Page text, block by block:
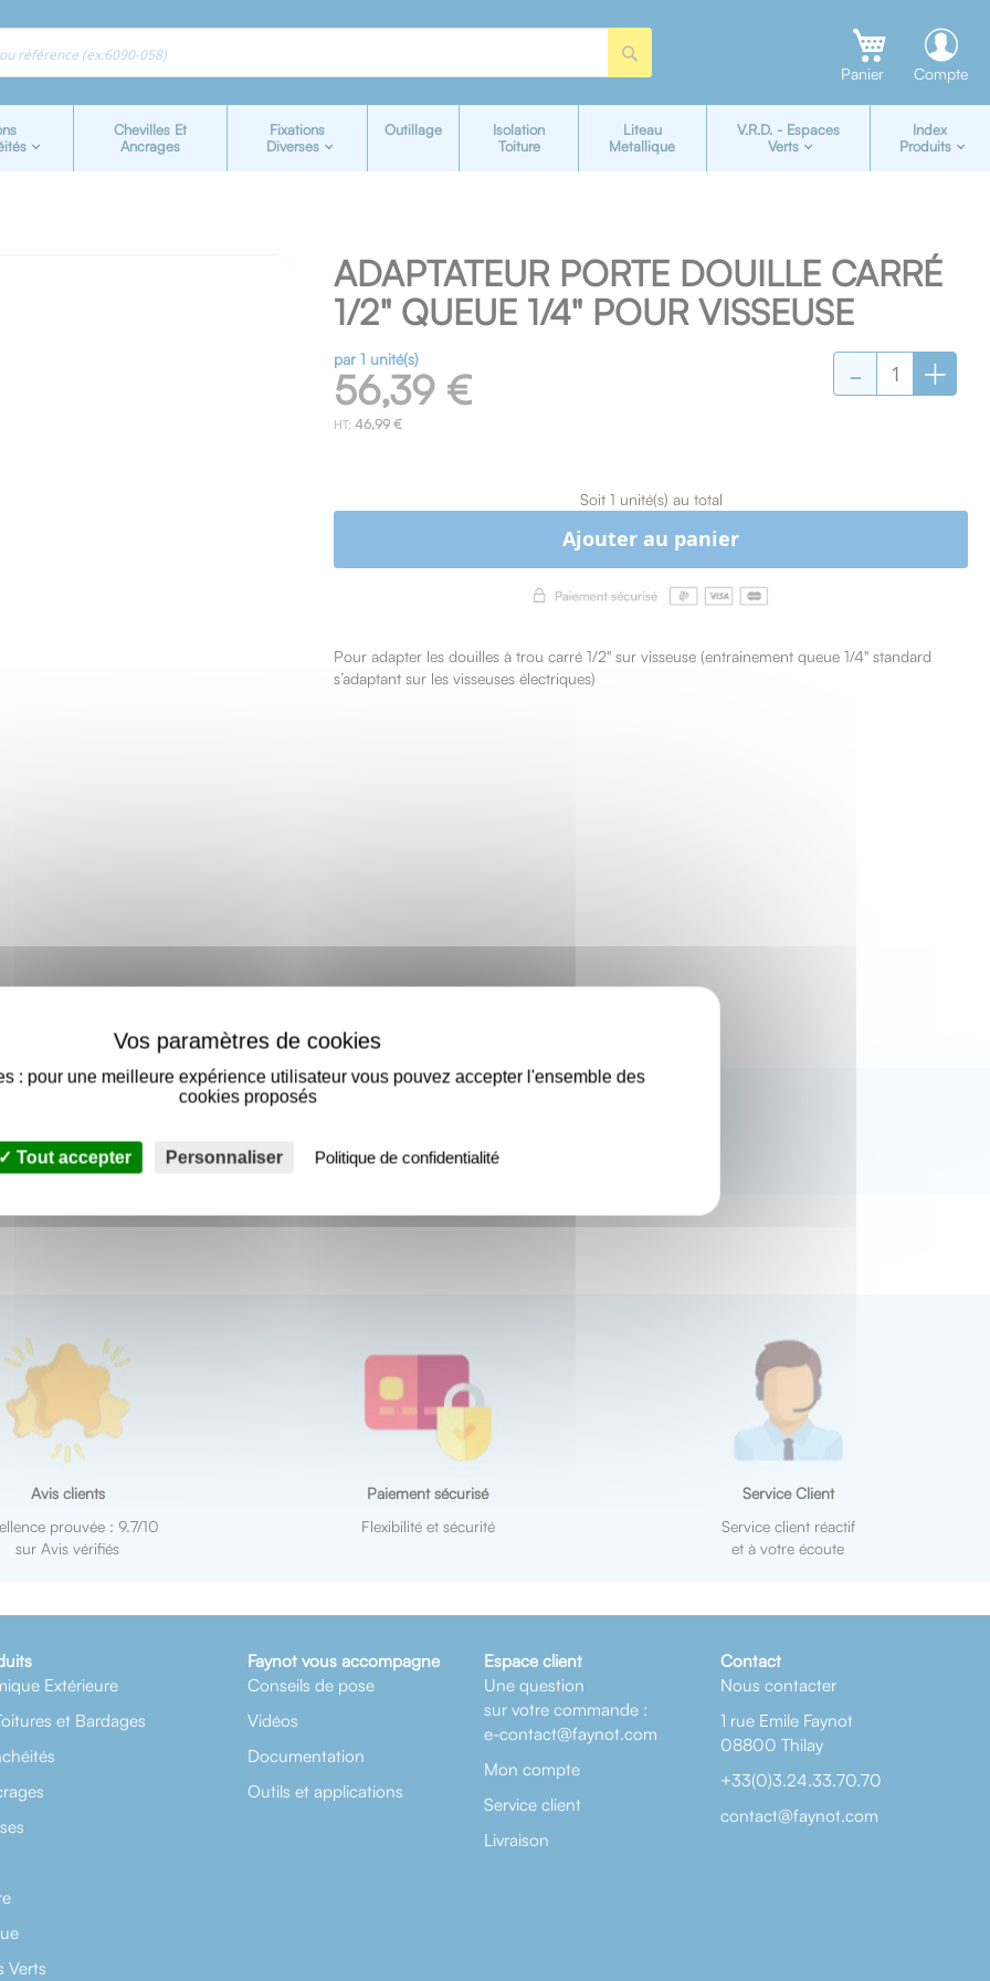
Compte
Panier
Chevilles Et
Ancrages
Fixations
Diverses
Outillage
Isolation
Toiture
Liteau
Metallique
V.R.D. - Espaces
Verts
Index
Produits
ADAPTATEUR PORTE DOUILLE CARRÉ
1/2" QUEUE 1/4" POUR VISSEUSE
par 1 unité(s)
56,39 €
46,99 €
- +
Soit 1 unité(s) au total
Ajouter au panier
Pour adapter les douilles à trou carré 1/2" sur visseuse (entrainement queue 1/4" standard
s’adaptant sur les visseuses électriques)
1/2" queue 1/4" pour
Avis clients
prouvée : 9.7/10
sur Avis vérifiés
Paiement sécurisé
Flexibilité et sécurité
Service Client
Service client réactif
et à votre écoute
Extérieure
et Bardages
Verts
Faynot vous accompagne
Conseils de pose
Vidéos
Documentation
Outils et applications
Espace client
Une question
sur votre commande :
e-contact@faynot.com
Mon compte
Service client
Livraison
Contact
Nous contacter
1 rue Emile Faynot
08800 Thilay
+33(0)3.24.33.70.70
contact@faynot.com
: pour une meilleure expérience utilisateur vous pouvez accepter l'ensemble des
cookies proposés
Tout accepter Personnaliser Politique de confidentialité